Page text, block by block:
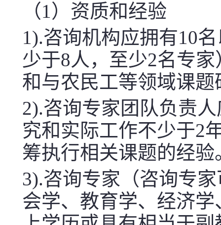
（1） 资质和经验
1).咨询机构应拥有10
少于8人，至少2名专
和与农民工等领域课
2).咨询专家团队负责
究和实际工作不少于2
筹执行相关课题的经验
3).咨询专家（咨询专
会学、教育学、经济